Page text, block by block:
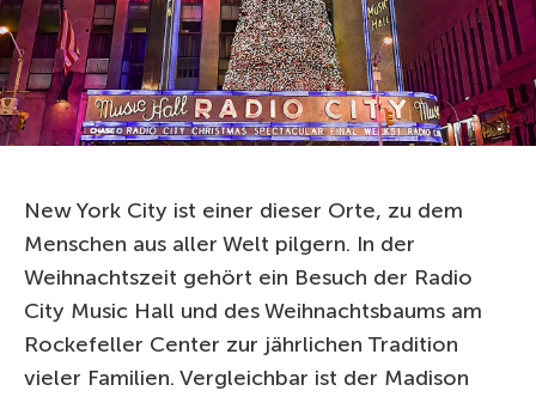
New York City ist einer dieser Orte, zu dem
Menschen aus aller Welt pilgern. In der
Weihnachtszeit gehört ein Besuch der Radio
City Music Hall und des Weihnachtsbaums am
Rockefeller Center zur jährlichen Tradition
vieler Familien. Vergleichbar ist der Madison